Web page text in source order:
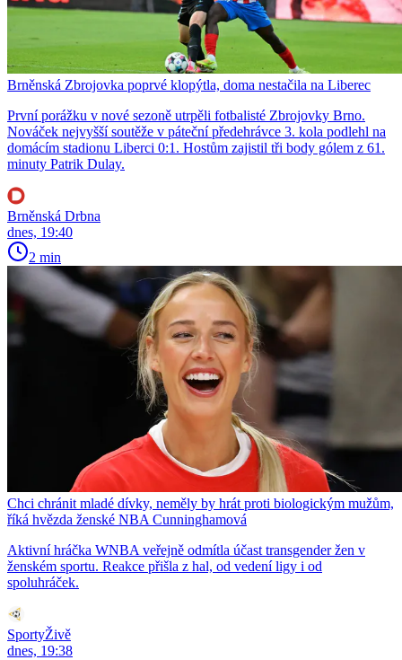
Brněnská Zbrojovka poprvé klopýtla, doma nestačila na Liberec
První porážku v nové sezoně utrpěli fotbalisté Zbrojovky Brno.
Nováček nejvyšší soutěže v páteční předehrávce 3. kola podlehl na
domácím stadionu Liberci 0:1. Hostům zajistil tři body gólem z 61.
minuty Patrik Dulay.
Brněnská Drbna
dnes, 19:40
2 min
Chci chránit mladé dívky, neměly by hrát proti biologickým mužům,
říká hvězda ženské NBA Cunninghamová
Aktivní hráčka WNBA veřejně odmítla účast transgender žen v
ženském sportu. Reakce přišla z hal, od vedení ligy i od
spoluhráček.
SportyŽivě
dnes, 19:38